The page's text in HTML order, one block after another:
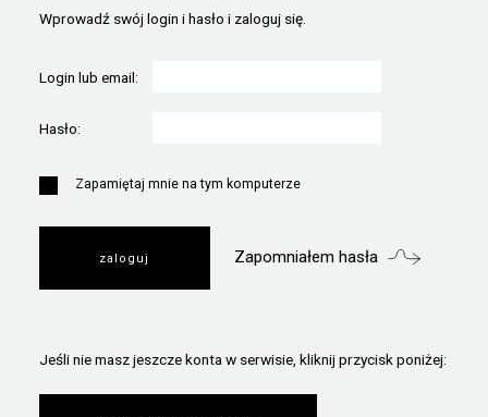
Wprowadź swój login i hasło i zaloguj się.
Login lub email:
Hasło:
Zapamiętaj mnie na tym komputerze
Zapomniałem hasła
Jeśli nie masz jeszcze konta w serwisie, kliknij przycisk poniżej: